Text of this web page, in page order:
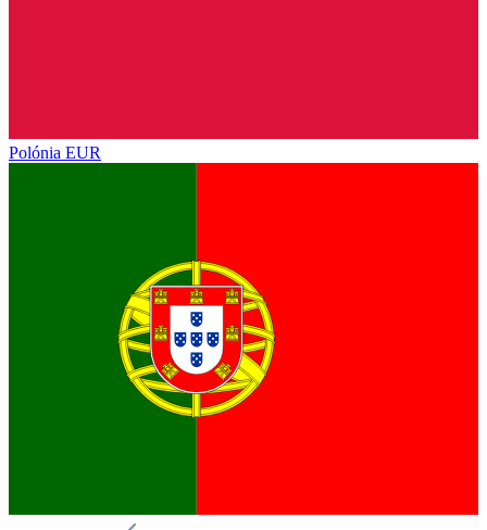
Polónia EUR